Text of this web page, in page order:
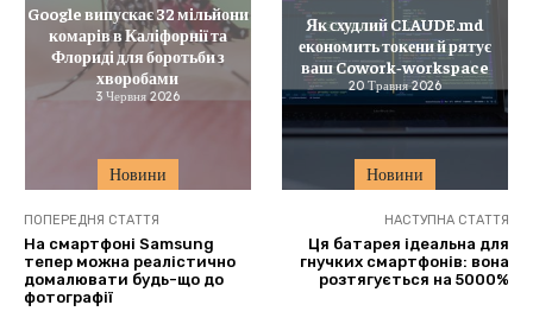
Новини
Google випускає 32 мільйони
комарів в Каліфорнії та
Флориді для боротьби з
хворобами
3 Червня 2026
Новини
Як схудлий CLAUDE.md
економить токени й рятує
ваш Cowork‑workspace
20 Травня 2026
ПОПЕРЕДНЯ СТАТТЯ
На смартфоні Samsung
тепер можна реалістично
домалювати будь-що до
фотографії
НАСТУПНА СТАТТЯ
Ця батарея ідеальна для
гнучких смартфонів: вона
розтягується на 5000%